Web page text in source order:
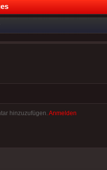
hinzuzufügen. Anmelden